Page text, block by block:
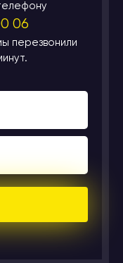
06
перезвонили